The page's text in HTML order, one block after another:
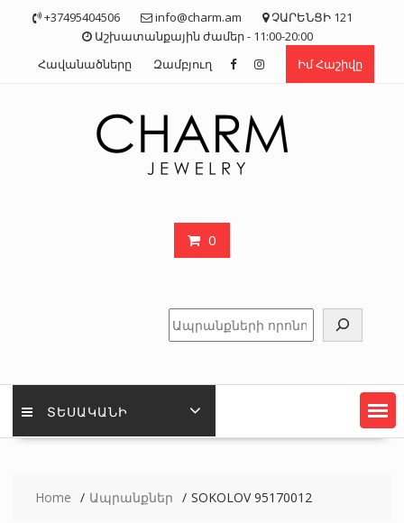
+37495404506 info@charm.am
ՉԱՐԵՆՑԻ 121
Աշխատանքային ժամեր - 11:00-20:00
Հավանածները
Զամբյուղ Իմ Հաշիվը
0
Որոնել
ՏԵՍԱԿԱՆԻ
Home Ապրանքներ SOKOLOV 95170012